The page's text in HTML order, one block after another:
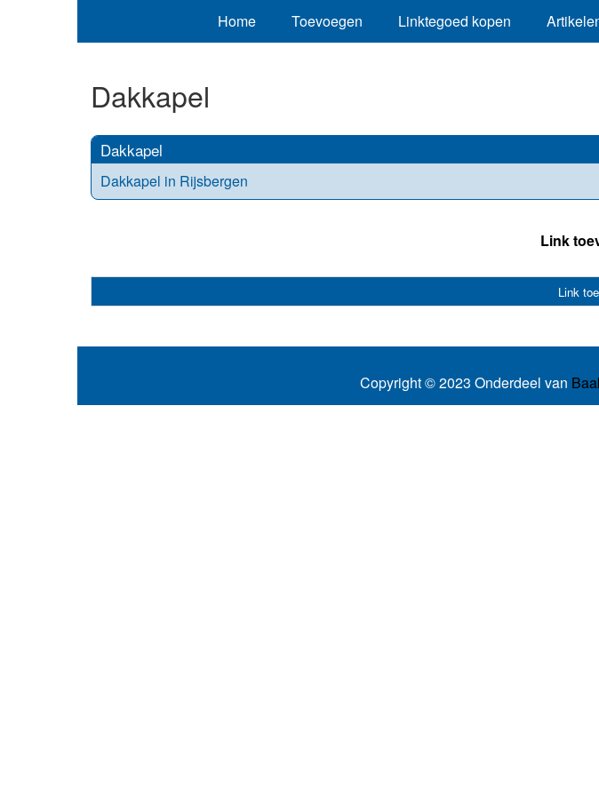
Home Toevoegen Linktegoed kopen
Dakkapel
Dakkapel
Dakkapel in Rijsbergen
Link
Link
Copyright © 2023 Onderdeel van